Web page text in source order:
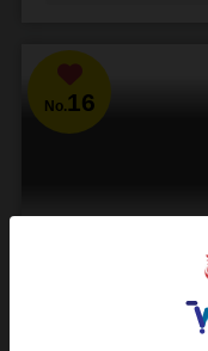
No. 16
史上最高難易度のアブ